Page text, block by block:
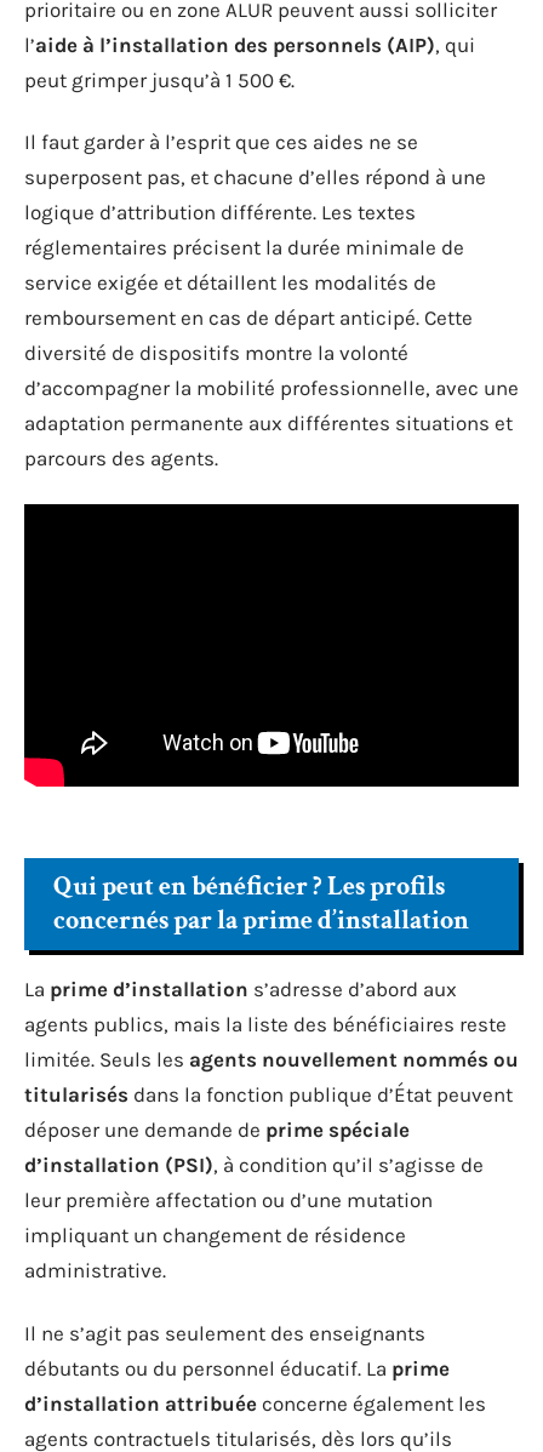
prioritaire ou en zone ALUR peuvent aussi solliciter
l’aide à l’installation des personnels (AIP), qui
peut grimper jusqu’à 1 500 €.
Il faut garder à l’esprit que ces aides ne se
superposent pas, et chacune d’elles répond à une
logique d’attribution différente. Les textes
réglementaires précisent la durée minimale de
service exigée et détaillent les modalités de
remboursement en cas de départ anticipé. Cette
diversité de dispositifs montre la volonté
d’accompagner la mobilité professionnelle, avec une
adaptation permanente aux différentes situations et
parcours des agents.
Qui peut en bénéficier ? Les profils
concernés par la prime d’installation
La prime d’installation s’adresse d’abord aux
agents publics, mais la liste des bénéficiaires reste
limitée. Seuls les agents nouvellement nommés ou
titularisés dans la fonction publique d’État peuvent
déposer une demande de prime spéciale
d’installation (PSI), à condition qu’il s’agisse de
leur première affectation ou d’une mutation
impliquant un changement de résidence
administrative.
Il ne s’agit pas seulement des enseignants
débutants ou du personnel éducatif. La prime
d’installation attribuée concerne également les
agents contractuels titularisés, dès lors qu’ils